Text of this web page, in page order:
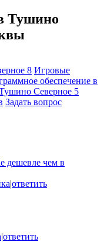
Тушино
8 Игровые
обеспечение в
Северное 5
Задать вопрос
дешевле чем в
|ответить
|ответить